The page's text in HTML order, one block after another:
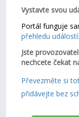
Vystavte svou
Portál funguje
přehledu událostí.
Jste
nechcete čekat
Převezměte si
přidávejte bez